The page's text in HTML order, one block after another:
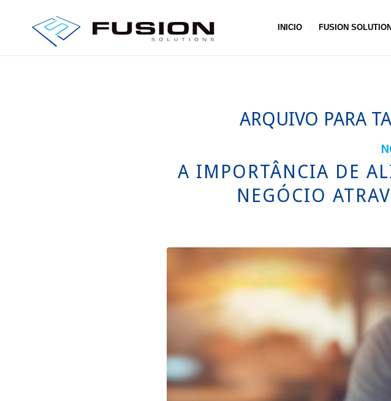
INICIO FUSION
ARQUIVO PARA
A IMPORTÂNCIA DE
NEGÓCIO